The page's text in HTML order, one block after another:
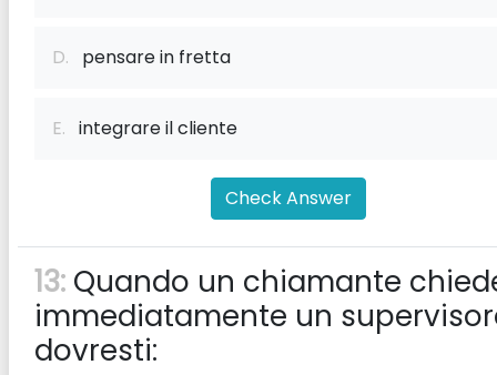
D. pensare in fretta
E. integrare il cliente
Check Answer
13: Quando un chiamante
immediatamente un
dovresti: